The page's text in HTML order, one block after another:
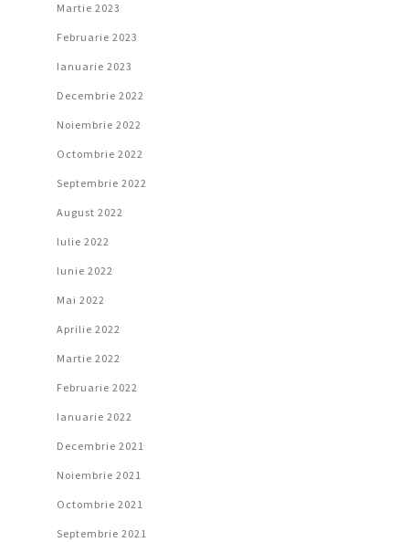
Martie 2023
Februarie 2023
Ianuarie 2023
Decembrie 2022
Noiembrie 2022
Octombrie 2022
Septembrie 2022
August 2022
Iulie 2022
Iunie 2022
Mai 2022
Aprilie 2022
Martie 2022
Februarie 2022
Ianuarie 2022
Decembrie 2021
Noiembrie 2021
Octombrie 2021
Septembrie 2021